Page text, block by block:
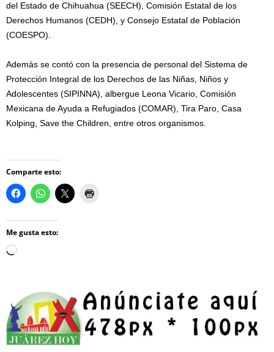
del Estado de Chihuahua (SEECH), Comisión Estatal de los
Derechos Humanos (CEDH), y Consejo Estatal de Población
(COESPO).
Además se contó con la presencia de personal del Sistema de
Protección Integral de los Derechos de las Niñas, Niños y
Adolescentes (SIPINNA), albergue Leona Vicario, Comisión
Mexicana de Ayuda a Refugiados (COMAR), Tira Paro, Casa
Kolping, Save the Children, entre otros organismos.
Comparte esto:
Me gusta esto:
Loading…